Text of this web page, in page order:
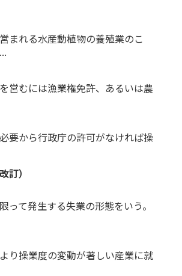
まれる水産動植物の養殖業のこ
営むには漁業権免許、あるいは農
要から行政庁の許可がなければ操
訂）
って発生する失業の形態をいう。
り操業度の変動が著しい産業に就